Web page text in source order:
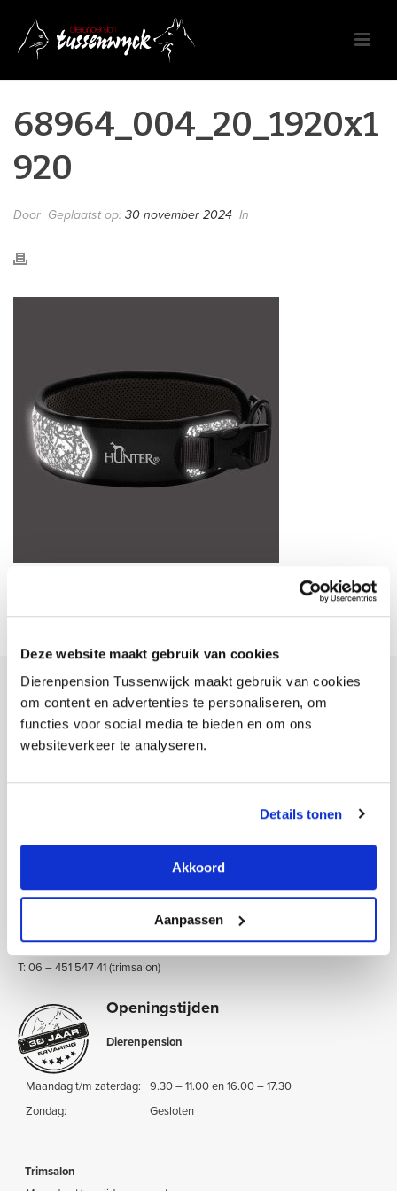
Deze website maakt gebruik van cookies
Dierenpension Tussenwijck maakt gebruik van cookies
om content en advertenties te personaliseren, om
functies voor social media te bieden en om ons
websiteverkeer te analyseren.
Details tonen
Akkoord
Aanpassen
68964_004_20_1920x1
920
Door Geplaatst op: 30 november 2024 In
Dierenpension Tussenwijck
Bent u er even tussenuit? Dierenpension Tussenwijck is hét
elke dag met liefde en plezier voor uw hond of kat.
BTW nr.: NL8078.80.929.B01
IBAN: NL26 RABO 0388 0463 41
T: 06 – 451 547 41 (trimsalon)
Openingstijden
Dierenpension
Maandag t/m zaterdag:
9.30 – 11.00 en 16.00 – 17.30
Zondag:
Gesloten
Trimsalon